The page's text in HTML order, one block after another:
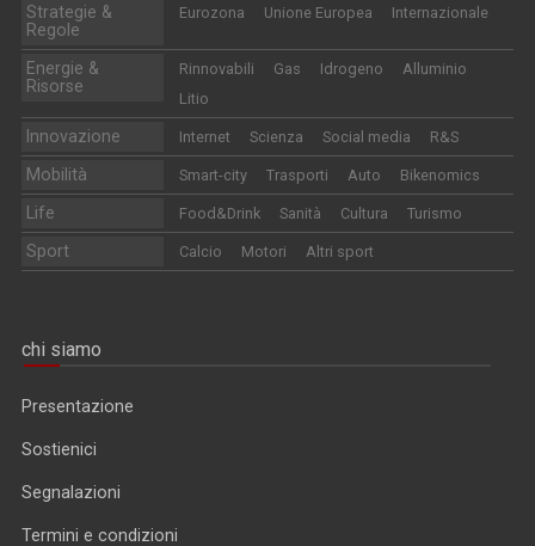
Strategie &
Regole
Eurozona Unione Europea Internazionale
Energie &
Risorse
Rinnovabili Gas Idrogeno
Alluminio
Litio
Innovazione Internet Scienza Social media R&S
Mobilità Smart-city Trasporti Auto Bikenomics
Life Food&Drink Sanità Cultura Turismo
Sport Calcio Motori Altri sport
chi siamo
Presentazione
Sostienici
Segnalazioni
Termini e condizioni